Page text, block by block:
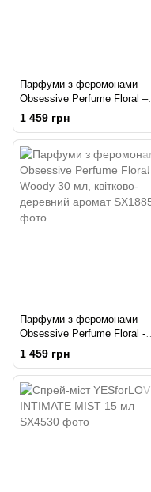
Парфуми з феромонами
Obsessive Perfume Floral –
Spicy 30 мл, східний пряний
1 459 грн
Парфуми з феромонами
Obsessive Perfume Floral -
Woody 30 мл, квітково-
деревний аромат
1 459 грн